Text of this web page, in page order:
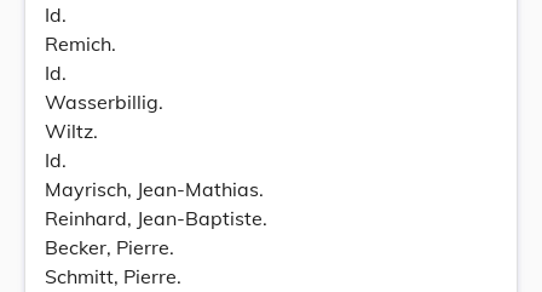
Id.
Remich.
Id.
Wasserbillig.
Wiltz.
Id.
Mayrisch, Jean-Mathias.
Reinhard, Jean-Baptiste.
Becker, Pierre.
Schmitt, Pierre.